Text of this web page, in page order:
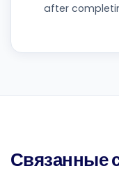
after
Связанные